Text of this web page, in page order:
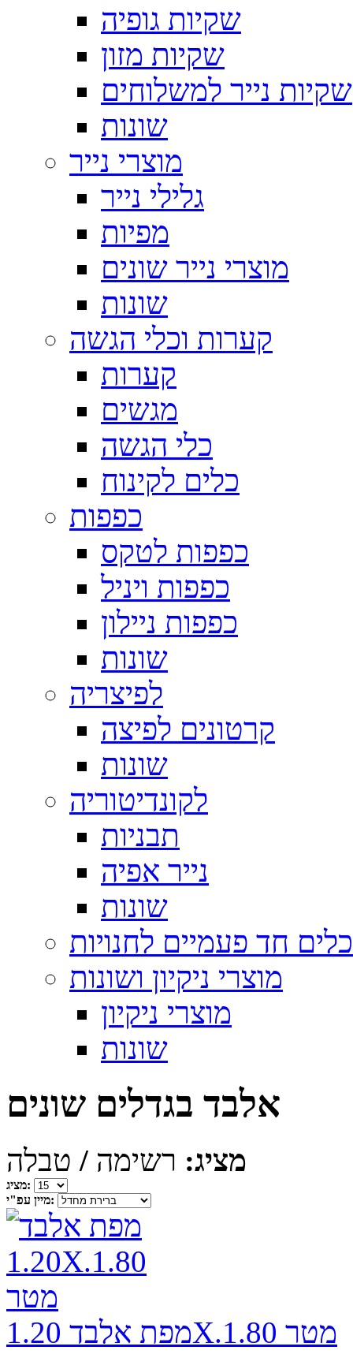
שקיות גופיה
שקיות מזון
שקיות נייר למשלוחים
שונות
מוצרי נייר
גלילי נייר
מפיות
מוצרי נייר שונים
שונות
קערות וכלי הגשה
קערות
מגשים
כלי הגשה
כלים לקינוח
כפפות
כפפות לטקס
כפפות ויניל
כפפות ניילון
שונות
לפיצריה
קרטונים לפיצה
שונות
לקונדיטוריה
תבניות
נייר אפיה
שונות
כלים חד פעמיים לחנויות
מוצרי ניקיון ושונות
מוצרי ניקיון
שונות
אלבד בגדלים שונים
מציג: רשימה / טבלה
מציג:
מיין עפ"י:
מפת אלבד 1.20X.1.80 מטר